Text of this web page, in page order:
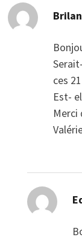
ces
Est-
Merci